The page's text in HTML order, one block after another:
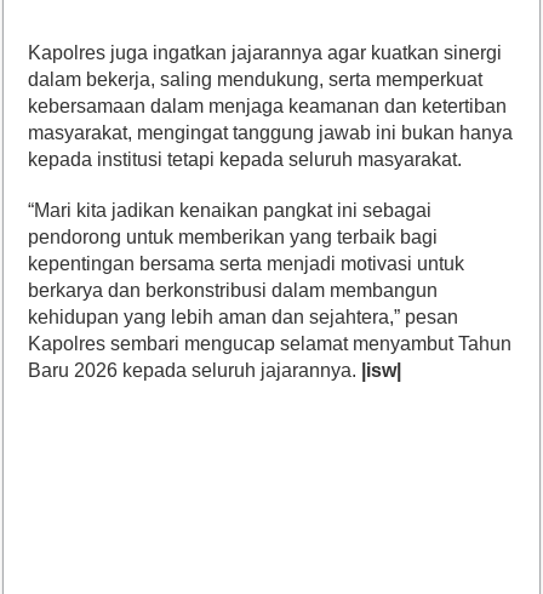
Kapolres juga ingatkan jajarannya agar kuatkan sinergi
dalam bekerja, saling mendukung, serta memperkuat
kebersamaan dalam menjaga keamanan dan ketertiban
masyarakat, mengingat tanggung jawab ini bukan hanya
kepada institusi tetapi kepada seluruh masyarakat.
“Mari kita jadikan kenaikan pangkat ini sebagai
pendorong untuk memberikan yang terbaik bagi
kepentingan bersama serta menjadi motivasi untuk
berkarya dan berkonstribusi dalam membangun
kehidupan yang lebih aman dan sejahtera,” pesan
Kapolres sembari mengucap selamat menyambut Tahun
Baru 2026 kepada seluruh jajarannya. |isw|